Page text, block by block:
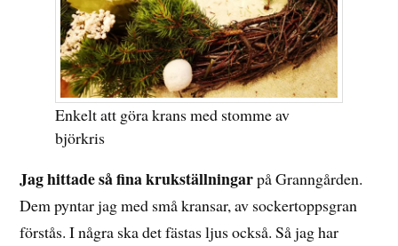
Enkelt att göra krans med stomme av
björkris
Jag hittade så fina krukställningarpå Granngården.
Dem pyntar jag med små kransar, av sockertoppsgran
förstås. I några ska det fästas ljus också. Så jag har